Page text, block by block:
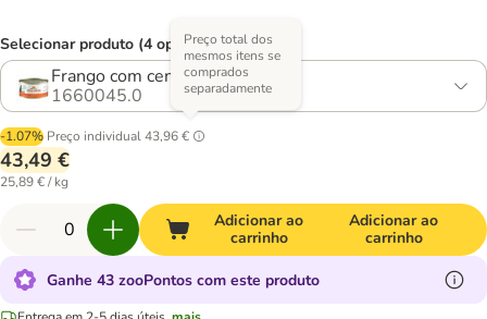
Selecionar produto (4 opções)
Frango com cenouras
1660045.0
-1.07% Preço individual43,96 €
Preço total dos
mesmos itens se
comprados
separadamente
43,49 €
25,89 € / kg
Adicionar ao
carrinho
Adicionar ao
carrinho
Ganhe 43 zooPontos com este produto